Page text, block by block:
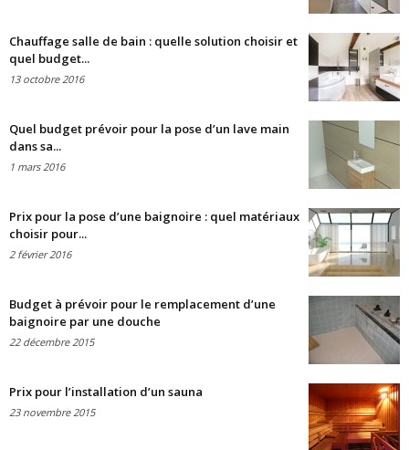
Chauffage salle de bain : quelle solution choisir et
quel budget...
13 octobre 2016
Quel budget prévoir pour la pose d’un lave main
dans sa...
1 mars 2016
Prix pour la pose d’une baignoire : quel matériaux
choisir pour...
2 février 2016
Budget à prévoir pour le remplacement d’une
baignoire par une douche
22 décembre 2015
Prix pour l’installation d’un sauna
23 novembre 2015